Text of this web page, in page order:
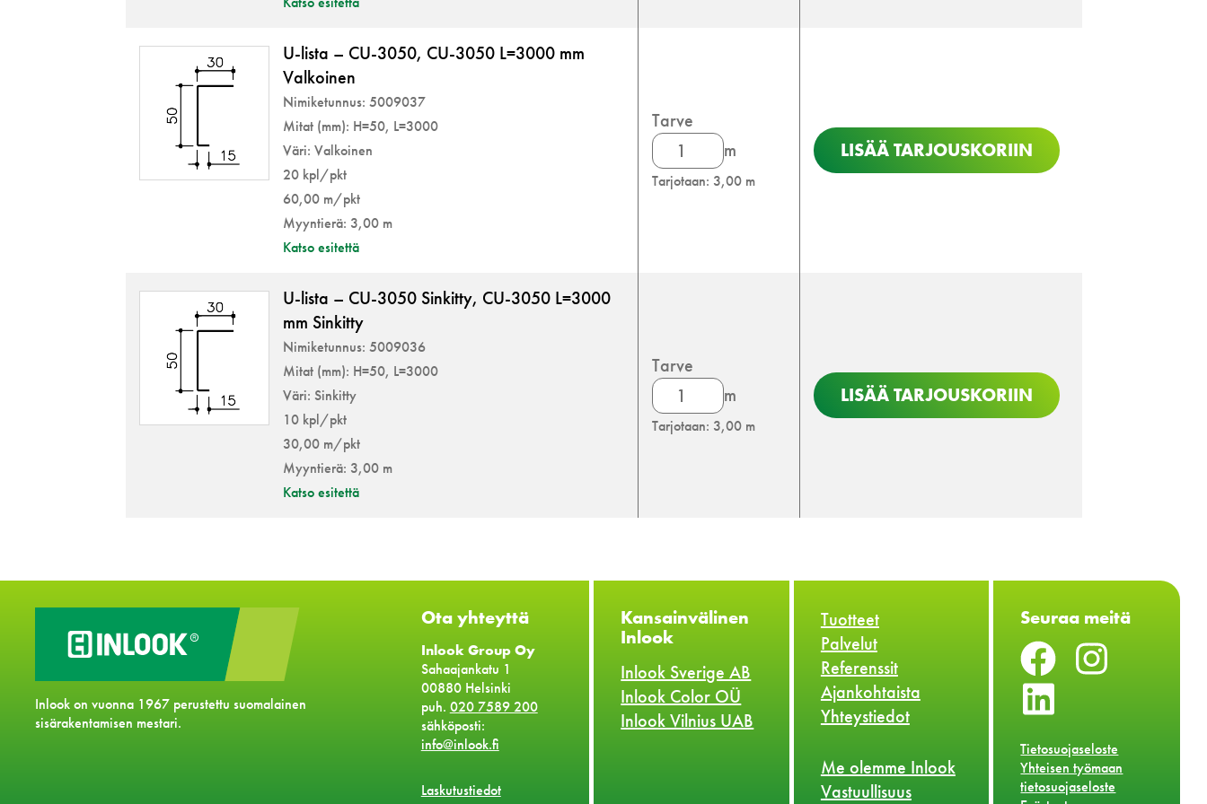
U-lista – CU-3050, CU-3050 L=3000 mm
Valkoinen
Nimiketunnus: 5009037
Mitat (mm): H=50, L=3000
Väri: Valkoinen
20 kpl/pkt
60,00 m/pkt
Myyntierä: 3,00 m
Katso esitettä
Tarve
U-
lista
määrä
m
Tarjotaan: 3,00 m
LISÄÄ TARJOUSKORIIN
U-lista – CU-3050 Sinkitty, CU-3050 L=3000
mm Sinkitty
Nimiketunnus: 5009036
Mitat (mm): H=50, L=3000
Väri: Sinkitty
10 kpl/pkt
30,00 m/pkt
Myyntierä: 3,00 m
Katso esitettä
Tarve
U-
lista
määrä
m
Tarjotaan: 3,00 m
LISÄÄ TARJOUSKORIIN
Inlook on vuonna 1967 perustettu suomalainen
sisärakentamisen mestari.
Ota yhteyttä
Inlook Group Oy
Sahaajankatu 1
00880 Helsinki
puh. 020 7589 200
sähköposti:
info@inlook.fi
Laskutustiedot
Kansainvälinen
Inlook
Inlook Sverige AB
Inlook Color OÜ
Inlook Vilnius UAB
Tuotteet
Palvelut
Referenssit
Ajankohtaista
Yhteystiedot
Me olemme Inlook
Vastuullisuus
Seuraa meitä
Tietosuojaseloste
Yhteisen työmaan
tietosuojaseloste